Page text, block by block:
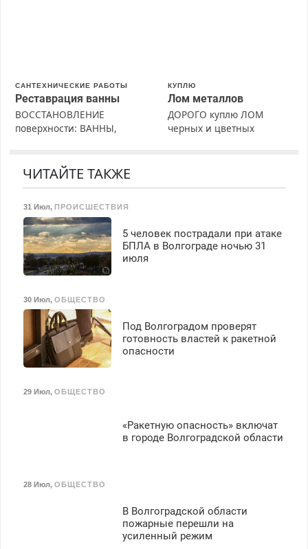
САНТЕХНИЧЕСКИЕ РАБОТЫ
Реставрация ванны
ВОССТАНОВЛЕНИЕ
поверхности: ВАННЫ,
реставрации. 100%
КУПЛЮ
Лом металлов
ДОРОГО куплю ЛОМ
черных и цветных
ЧИТАЙТЕ ТАКЖЕ
31 Июл, ПРОИСШЕСТВИЯ
5 человек пострадали при атаке
БПЛА в Волгограде ночью 31
июля
30 Июл, ОБЩЕСТВО
Под Волгоградом проверят
готовность властей к ракетной
опасности
29 Июл, ОБЩЕСТВО
«Ракетную опасность» включат
в городе Волгоградской области
28 Июл, ОБЩЕСТВО
В Волгоградской области
пожарные перешли на
усиленный режим